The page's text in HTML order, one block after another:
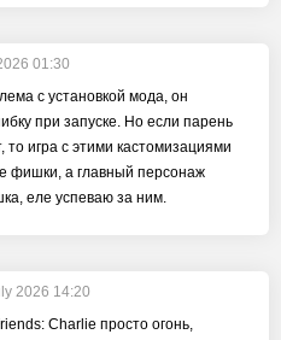
01:30
с установкой мода, он
при запуске. Но если парень
то игра с этими кастомизациями
фишки, а главный персонаж
еле успеваю за ним.
2026 14:20
Charlie просто огонь,